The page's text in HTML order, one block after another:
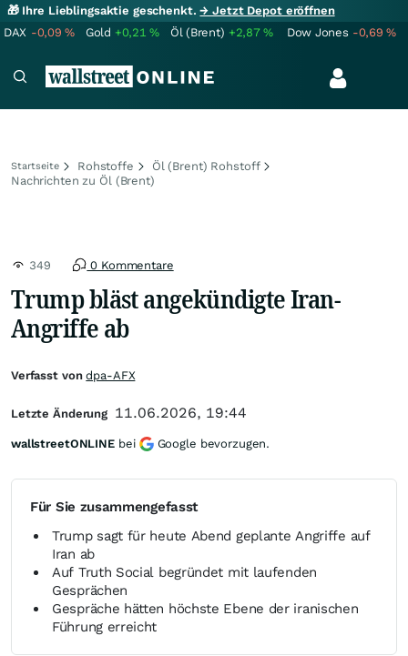
🎁 Ihre Lieblingsaktie geschenkt.→ Jetzt Depot eröffnen
DAX -0,09% Gold +0,21% Öl (Brent) +2,87% Dow Jones -0,69%
Startseite Rohstoffe
Öl (Brent) Rohstoff
Nachrichten zu Öl (Brent)
349 0 Kommentare
Trump bläst angekündigte Iran-
Angriffe ab
Für Sie zusammengefasst
Trump sagt für heute Abend geplante Angriffe auf
Iran ab
Auf Truth Social begründet mit laufenden
Gesprächen
Gespräche hätten höchste Ebene der iranischen
Führung erreicht
Verfasst vondpa-AFX
Letzte Änderung 11.06.2026, 19:44
wallstreetONLINE bei Google bevorzugen.